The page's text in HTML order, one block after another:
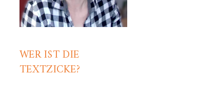
WER IST DIE
TEXTZICKE?